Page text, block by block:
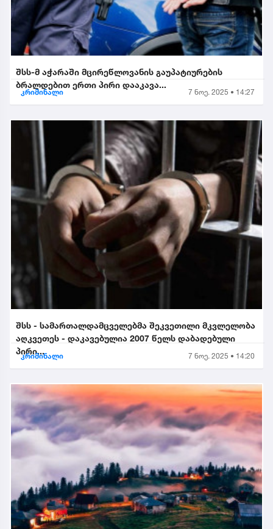
შსს-მ აჭარაში მცირეწლოვანის გაუპატიურების
ბრალდებით ერთი პირი დააკავა...
კრიმინალი 7 ნოე. 2025 • 14:27
შსს - სამართალდამცველებმა შეკვეთილი მკვლელობა
აღკვეთეს - დაკავებულია 2007 წელს დაბადებული
პირი...
კრიმინალი 7 ნოე. 2025 • 14:20